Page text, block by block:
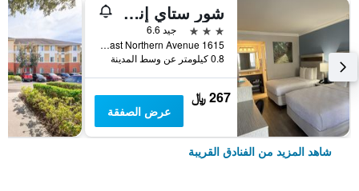
شور ستاي إنسويتس فينيكس هوتل آند سويتس باي بست ويسترن
3 نجوم
جيد 6.6
1615 East Northern Avenue, فينيكس, AZ, الولايات المتحدة الأميريكية
0.8 كيلومتر عن وسط المدينة
267 ﷼
عرض الصفقة
شاهد المزيد من الفنادق القريبة